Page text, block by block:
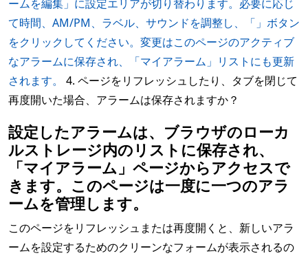
ームを編集」に設定エリアが切り替わります。必要に応じ
て時間、AM/PM、ラベル、サウンドを調整し、「」ボタン
をクリックしてください。変更はこのページのアクティブ
なアラームに保存され、「マイアラーム」リストにも更新
されます。
4. ページをリフレッシュしたり、タブを閉じて
再度開いた場合、アラームは保存されますか？
設定したアラームは、ブラウザのローカ
ルストレージ内のリストに保存され、
「マイアラーム」ページからアクセスで
きます。このページは一度に一つのアラ
ームを管理します。
このページをリフレッシュまたは再度開くと、新しいアラ
ームを設定するためのクリーンなフォームが表示されるの